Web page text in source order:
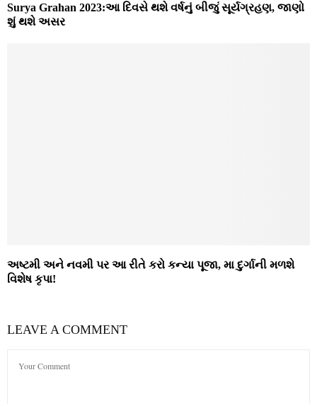
Surya Grahan 2023:આ દિવસે થશે વર્ષનું બીજું સૂર્યગ્રહણ, જાણો
શું થશે અસર
અષ્ટમી અને નવમી પર આ રીતે કરો કન્યા પૂજા, મા દુર્ગાની મળશે
વિશેષ કૃપા!
LEAVE A COMMENT